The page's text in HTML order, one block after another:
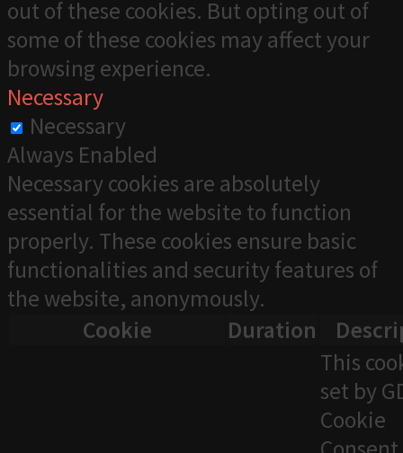
out of these cookies. But opting out of
some of these cookies may affect your
browsing experience.
Necessary
Necessary
Always Enabled
Necessary cookies are absolutely
essential for the website to function
properly. These cookies ensure basic
functionalities and security features of
the website, anonymously.
Cookie
Duration
This
set by
Cookie